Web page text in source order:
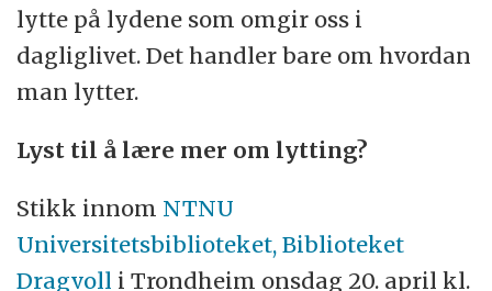
lytte på lydene som omgir oss i
dagliglivet. Det handler bare om hvordan
man lytter.
Lyst til å lære mer om lytting?
Stikk innom NTNU
Universitetsbiblioteket, Biblioteket
Dragvoll i Trondheim onsdag 20. april kl.